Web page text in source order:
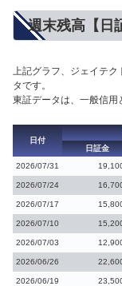
週末残高【日
上記グラフ、ジェイテク
タです。
東証データは、一般信用
日付
日証金
2026/07/31
2026/07/24
2026/07/17
2026/07/10
2026/07/03
2026/06/26
2026/06/19